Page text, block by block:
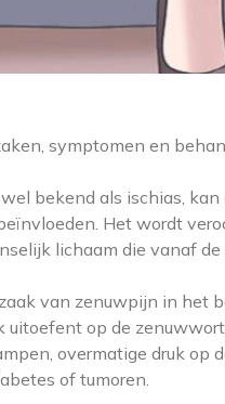
symptomen en
bekend als ischias,
Het wordt
lichaam die vanaf
van zenuwpijn in het
uitoefent op de
overmatige druk op
of tumoren.